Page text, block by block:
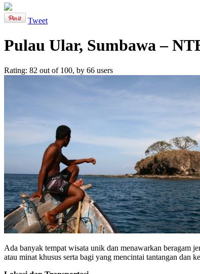
Tweet
Pulau Ular, Sumbawa –
Rating: 82 out of 100, by 66 users
Ada banyak tempat wisata unik dan menawarkan beragam
atau minat khusus serta bagi yang mencintai tantangan dan